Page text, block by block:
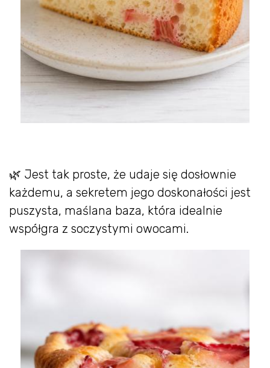
🌿 Jest tak proste, że udaje się dosłownie
każdemu, a sekretem jego doskonałości jest
puszysta, maślana baza, która idealnie
współgra z soczystymi owocami.